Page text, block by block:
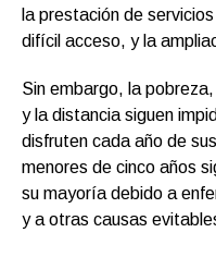
la prestación de
difícil acceso, y la
Sin embargo, la
y la distancia siguen
disfruten cada año de
menores de cinco años
su mayoría debido a
y a otras causas